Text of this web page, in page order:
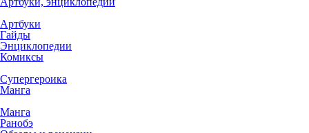
Артбуки
Гайды
Энциклопедии
Комиксы
Супергероика
Манга
Манга
Ранобэ